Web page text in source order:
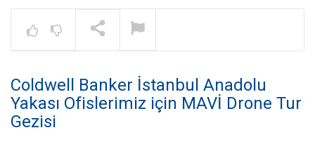
Gayrimenkul İşinde Bölge
Çalışması Nedir? – Dr. Gökhan
Taş | Coldwell Banker®
Coldwell Banker İstanbul Anadolu
Yakası Ofislerimiz için MAVİ Drone Tur
Gezisi